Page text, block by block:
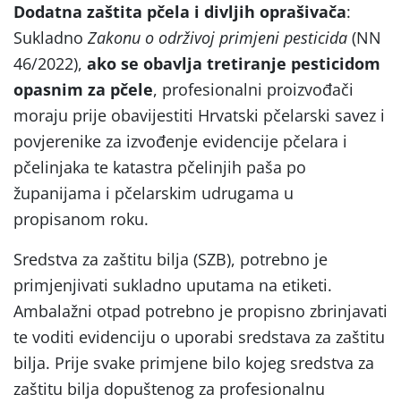
Dodatna zaštita pčela i divljih oprašivača:
Sukladno Zakonu o održivoj primjeni pesticida (NN
46/2022), ako se obavlja tretiranje pesticidom
opasnim za pčele, profesionalni proizvođači
moraju prije obavijestiti Hrvatski pčelarski savez i
povjerenike za izvođenje evidencije pčelara i
pčelinjaka te katastra pčelinjih paša po
županijama i pčelarskim udrugama u
propisanom roku.
Sredstva za zaštitu bilja (SZB), potrebno je
primjenjivati sukladno uputama na etiketi.
Ambalažni otpad potrebno je propisno zbrinjavati
te voditi evidenciju o uporabi sredstava za zaštitu
bilja. Prije svake primjene bilo kojeg sredstva za
zaštitu bilja dopuštenog za profesionalnu